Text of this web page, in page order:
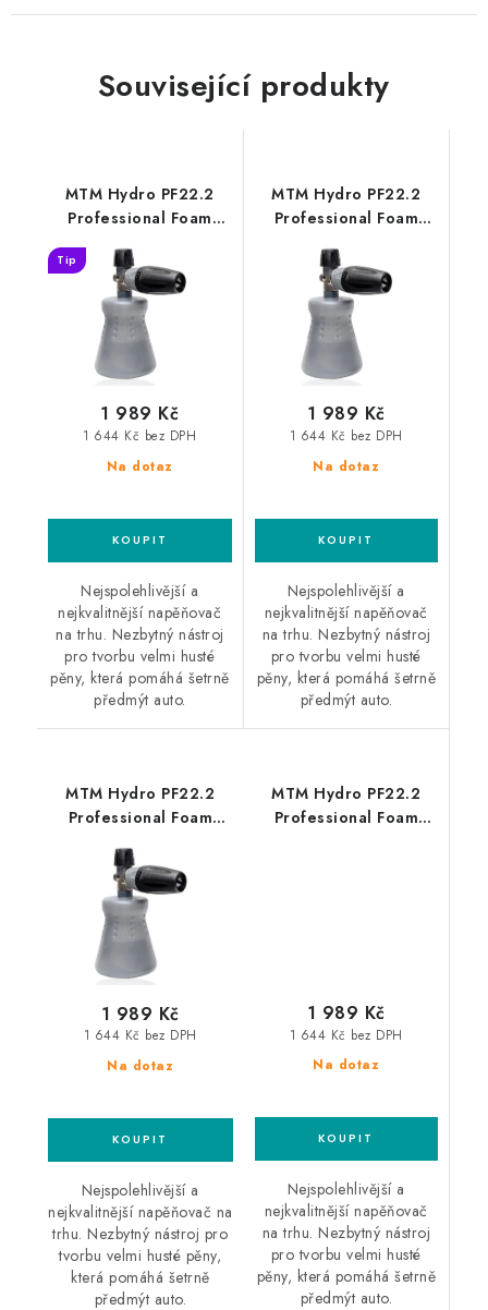
Související produkty
MTM Hydro PF22.2
Professional Foam
Lance Karcher K
profesionální
napěňovač
Tip
Na dotaz
1 644 Kč bez DPH
1 989 Kč
Nejspolehlivější a
nejkvalitnější napěňovač
na trhu. Nezbytný nástroj
pro tvorbu velmi husté
pěny, která pomáhá šetrně
předmýt auto.
MTM Hydro PF22.2
Professional Foam
profesionální
napěňovač
Na dotaz
1 644 Kč bez DPH
1 989 Kč
Nejspolehlivější a
nejkvalitnější napěňovač
na trhu. Nezbytný nástroj
pro tvorbu velmi husté
pěny, která pomáhá šetrně
předmýt auto.
MTM Hydro PF22.2
Professional Foam
profesionální
napěňovač
Na dotaz
1 644 Kč bez DPH
1 989 Kč
Nejspolehlivější a
nejkvalitnější napěňovač na
trhu. Nezbytný nástroj pro
tvorbu velmi husté pěny,
která pomáhá šetrně
předmýt auto.
MTM Hydro PF22.2
Professional Foam
Na dotaz
1 644 Kč bez DPH
1 989 Kč
Nejspolehlivější a
nejkvalitnější napěňovač
na trhu. Nezbytný nástroj
pro tvorbu velmi husté
pěny, která pomáhá šetrně
předmýt auto.